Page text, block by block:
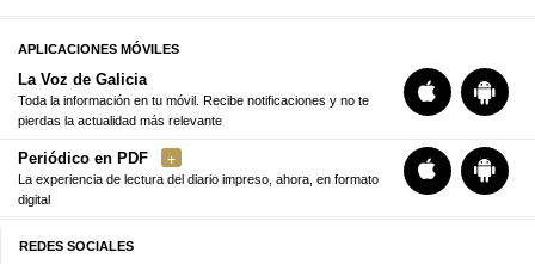
APLICACIONES MÓVILES
La Voz de Galicia
Toda la información en tu móvil. Recibe notificaciones y no te
pierdas la actualidad más relevante
Periódico en PDF
La experiencia de lectura del diario impreso, ahora, en formato
digital
REDES SOCIALES